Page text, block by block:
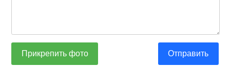
Прикрепить фото Отправить